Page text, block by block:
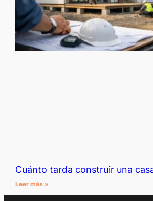
Cuánto tarda construir una
Leer más »